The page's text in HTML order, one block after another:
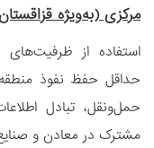
مرکزی (به‌ویژه
استفاده از ظرفیت‌های
حداقل حفظ نفوذ
حمل‌ونقل، تبادل
مشترک در معادن و